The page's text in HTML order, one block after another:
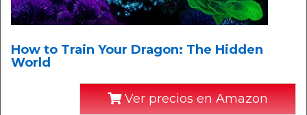
How to Train Your Dragon: The Hidden
World
Ver precios en Amazon